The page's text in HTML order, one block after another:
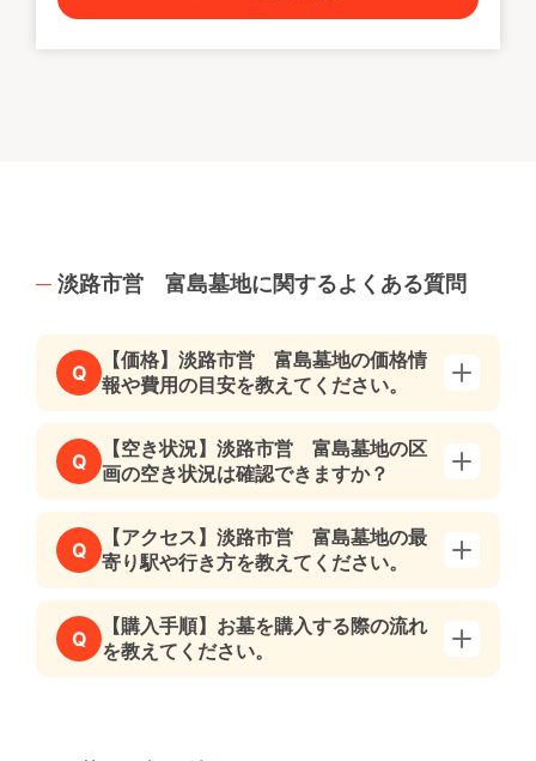
淡路市営 富島墓地に関するよくある質問
Q
【価格】淡路市営 富島墓地の価格情
報や費用の目安を教えてください。
Q
【空き状況】淡路市営 富島墓地の区
画の空き状況は確認できますか？
Q
【アクセス】淡路市営 富島墓地の最
寄り駅や行き方を教えてください。
Q
【購入手順】お墓を購入する際の流れ
を教えてください。